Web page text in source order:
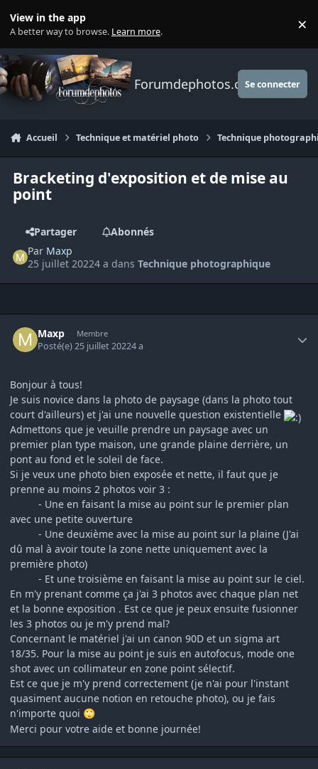
View in the app
A better way to browse. Learn more. ×
Forumdephotos.comSe connecter
Accueil Technique et matériel photo Technique
Bracketing d'exposition et de mise au
point
Partager
Abonnés
Par Maxp
25 juillet 20224 a dansTechnique photographique
Maxp Membre
Posté(e)25 juillet 20224 a
Bonjour à tous!
Je suis novice dans la photo de paysage (dans la photo tout
court d'ailleurs) et j'ai une nouvelle question existentielle
Admettons que je veuille prendre un paysage avec un
premier plan type maison, une grande plaine derrière, un
pont au fond et le soleil de face.
Si je veux une photo bien exposée et nette, il faut que je
prenne au moins 2 photos voir 3 :
- Une en faisant la mise au point sur le premier plan
avec une petite ouverture
- Une deuxième avec la mise au point sur la plaine (J'ai
dû mal à avoir toute la zone nette uniquement avec la
première photo)
- Et une troisième en faisant la mise au point sur le ciel.
En m'y prenant comme ça j'ai 3 photos avec chaque plan net
et la bonne exposition . Est ce que je peux ensuite fusionner
les 3 photos ou je m'y prend mal?
Concernant le matériel j'ai un canon 90D et un sigma art
18/35. Pour la mise au point je suis en autofocus, mode one
shot avec un collimateur en zone point sélectif.
Est ce que je m'y prend correctement (je n'ai pour l'instant
quasiment aucune notion en retouche photo), ou je fais
n'importe quoi 🙄
Merci pour votre aide et bonne journée!